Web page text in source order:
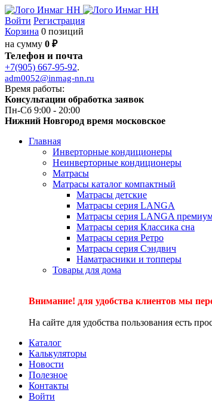
Войти Регистрация
Корзина 0 позиций
на сумму 0 ₽
Телефон и почта
+7(905) 667-95-92.
adm0052@inmag-nn.ru
Время работы:
Консультации обработка заявок
Пн-Сб 9:00 - 20:00
Нижний Новгород время московское
Главная
Инверторные кондиционеры
Неинверторные кондиционеры
Матрасы
Матрасы каталог компактный
Матрасы детские
Матрасы серия LANGA
Матрасы серия LANGA премиум
Матрасы серия Классика сна
Матрасы серия Ретро
Матрасы серия Сэндвич
Наматрасники и топперы
Товары для дома
Внимание! для удобства клиентов мы
На сайте для удобства пользования есть
Каталог
Калькуляторы
Новости
Полезное
Контакты
Войти